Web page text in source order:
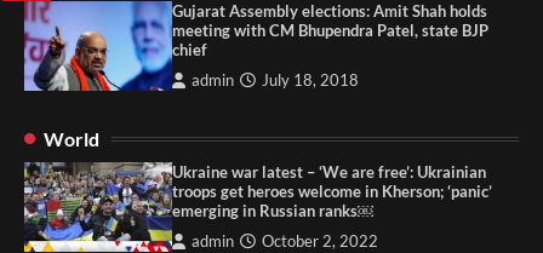
Gujarat Assembly elections: Amit Shah holds
meeting with CM Bhupendra Patel, state BJP
chief
admin July 18, 2018
World
Ukraine war latest – ‘We are free’: Ukrainian
troops get heroes welcome in Kherson; ‘panic’
emerging in Russian ranks￼
admin October 2, 2022